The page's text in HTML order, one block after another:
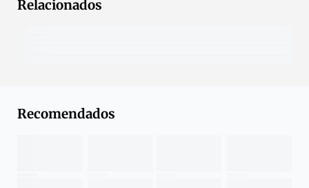
Relacionados
Recomendados